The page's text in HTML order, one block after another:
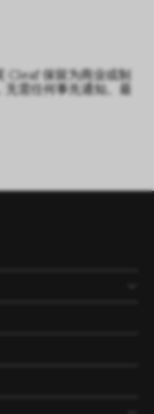
Cleaf 保留为商业或制
需任何事先通知。最